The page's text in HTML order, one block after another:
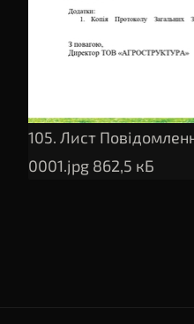
105. Лист
0001.jpg 862,5 кБ